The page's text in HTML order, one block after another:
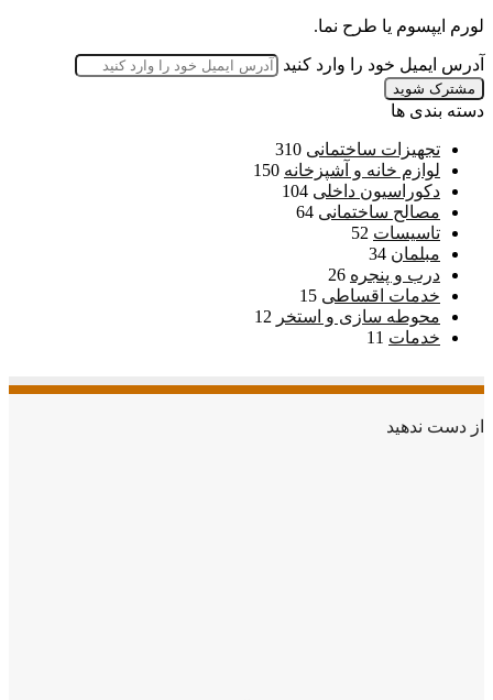
لورم ایپسوم یا طرح‌ نما.
آدرس ایمیل خود را وارد کنید
دسته بندی ها
تجهیزات ساختمانی 310
لوازم خانه و آشپزخانه 150
دکوراسیون داخلی 104
مصالح ساختمانی 64
تاسیسات 52
مبلمان 34
درب و پنجره 26
خدمات اقساطی 15
محوطه سازی و استخر 12
خدمات 11
از دست ندهید